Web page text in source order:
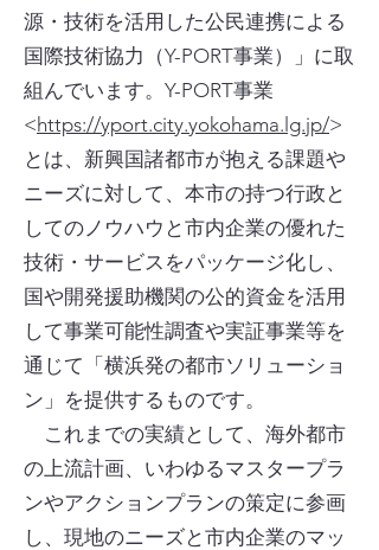
源・技術を活用した公民連携による
国際技術協力（Y-PORT事業）」に取
組んでいます。Y-PORT事業
<https://yport.city.yokohama.lg.jp/>
とは、新興国諸都市が抱える課題や
ニーズに対して、本市の持つ行政と
してのノウハウと市内企業の優れた
技術・サービスをパッケージ化し、
国や開発援助機関の公的資金を活用
して事業可能性調査や実証事業等を
通じて「横浜発の都市ソリューショ
ン」を提供するものです。
これまでの実績として、海外都市
の上流計画、いわゆるマスタープラ
ンやアクションプランの策定に参画
し、現地のニーズと市内企業のマッ